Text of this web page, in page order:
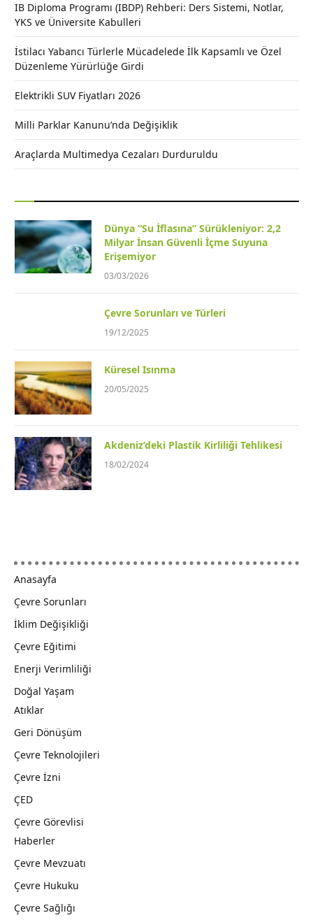
IB Diploma Programı (IBDP) Rehberi: Ders Sistemi, Notlar,
YKS ve Üniversite Kabulleri
İstilacı Yabancı Türlerle Mücadelede İlk Kapsamlı ve Özel
Düzenleme Yürürlüğe Girdi
Elektrikli SUV Fiyatları 2026
Milli Parklar Kanunu’nda Değişiklik
Araçlarda Multimedya Cezaları Durduruldu
Dünya “Su İflasına” Sürükleniyor: 2,2
Milyar İnsan Güvenli İçme Suyuna
Erişemiyor
03/03/2026
Çevre Sorunları ve Türleri
19/12/2025
Küresel Isınma
20/05/2025
Akdeniz’deki Plastik Kirliliği Tehlikesi
18/02/2024
Anasayfa
Çevre Sorunları
İklim Değişikliği
Çevre Eğitimi
Enerji Verimliliği
Doğal Yaşam
Atıklar
Geri Dönüşüm
Çevre Teknolojileri
Çevre İzni
ÇED
Çevre Görevlisi
Haberler
Çevre Mevzuatı
Çevre Hukuku
Çevre Sağlığı